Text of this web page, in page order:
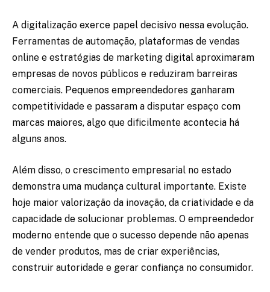
A digitalização exerce papel decisivo nessa evolução.
Ferramentas de automação, plataformas de vendas
online e estratégias de marketing digital aproximaram
empresas de novos públicos e reduziram barreiras
comerciais. Pequenos empreendedores ganharam
competitividade e passaram a disputar espaço com
marcas maiores, algo que dificilmente acontecia há
alguns anos.
Além disso, o crescimento empresarial no estado
demonstra uma mudança cultural importante. Existe
hoje maior valorização da inovação, da criatividade e da
capacidade de solucionar problemas. O empreendedor
moderno entende que o sucesso depende não apenas
de vender produtos, mas de criar experiências,
construir autoridade e gerar confiança no consumidor.